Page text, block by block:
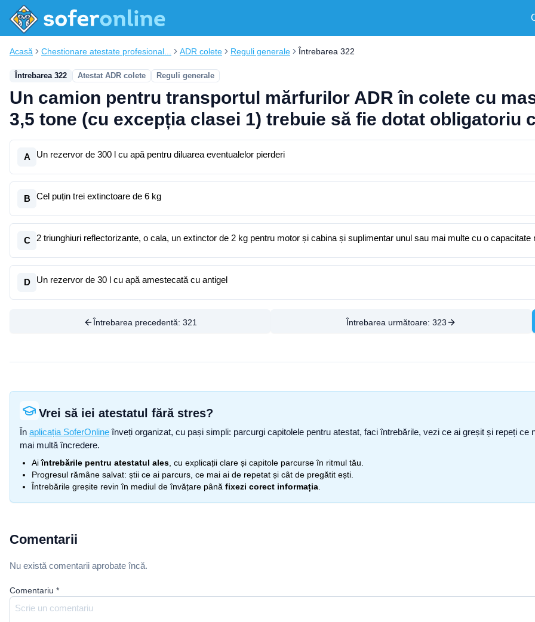
Acasă Chestionare atestate profesional... ADR colete Reguli generale Întrebarea 322
Întrebarea 322 Atestat ADR colete Reguli generale
Un camion pentru transportul mărfurilor ADR în colete cu
3,5 tone (cu excepția clasei 1) trebuie să fie dotat obligatoriu
A Un rezervor de 300 l cu apă pentru diluarea eventualelor pierderi
B Cel puțin trei extinctoare de 6 kg
C 2 triunghiuri reflectorizante, o cala, un extinctor de 2 kg pentru motor și cabina și suplimentar unul sau mai multe cu o capacitate
D Un rezervor de 30 l cu apă amestecată cu antigel
Întrebarea precedentă: 321 Întrebarea următoare: 323
Vrei să iei atestatul fără stres?
În aplicația SoferOnline înveți organizat, cu pași simpli: parcurgi capitolele pentru atestat, faci întrebările, vezi ce ai greșit și repeți
mai multă încredere.
Aiîntrebările pentru atestatul ales , cu explicații clare și capitole parcurse în ritmul tău.
Progresul rămâne salvat: știi ce ai parcurs, ce mai ai de repetat și cât de pregătit ești.
Întrebările greșite revin în mediul de învățare până fixezi corect informația
Comentarii
Nu există comentarii aprobate încă.
Comentariu *